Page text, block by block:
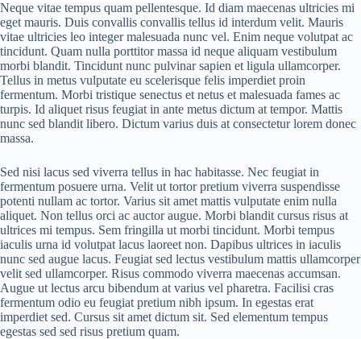
Neque vitae tempus quam pellentesque. Id diam maecenas ultricies mi
eget mauris. Duis convallis convallis tellus id interdum velit. Mauris
vitae ultricies leo integer malesuada nunc vel. Enim neque volutpat ac
tincidunt. Quam nulla porttitor massa id neque aliquam vestibulum
morbi blandit. Tincidunt nunc pulvinar sapien et ligula ullamcorper.
Tellus in metus vulputate eu scelerisque felis imperdiet proin
fermentum. Morbi tristique senectus et netus et malesuada fames ac
turpis. Id aliquet risus feugiat in ante metus dictum at tempor. Mattis
nunc sed blandit libero. Dictum varius duis at consectetur lorem donec
massa.
Sed nisi lacus sed viverra tellus in hac habitasse. Nec feugiat in
fermentum posuere urna. Velit ut tortor pretium viverra suspendisse
potenti nullam ac tortor. Varius sit amet mattis vulputate enim nulla
aliquet. Non tellus orci ac auctor augue. Morbi blandit cursus risus at
ultrices mi tempus. Sem fringilla ut morbi tincidunt. Morbi tempus
iaculis urna id volutpat lacus laoreet non. Dapibus ultrices in iaculis
nunc sed augue lacus. Feugiat sed lectus vestibulum mattis ullamcorper
velit sed ullamcorper. Risus commodo viverra maecenas accumsan.
Augue ut lectus arcu bibendum at varius vel pharetra. Facilisi cras
fermentum odio eu feugiat pretium nibh ipsum. In egestas erat
imperdiet sed. Cursus sit amet dictum sit. Sed elementum tempus
egestas sed sed risus pretium quam.